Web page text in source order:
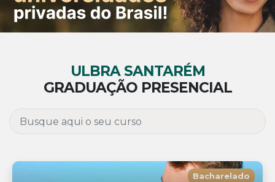
ULBRA SANTARÉM
GRADUAÇÃO PRESENCIAL
Bacharelado